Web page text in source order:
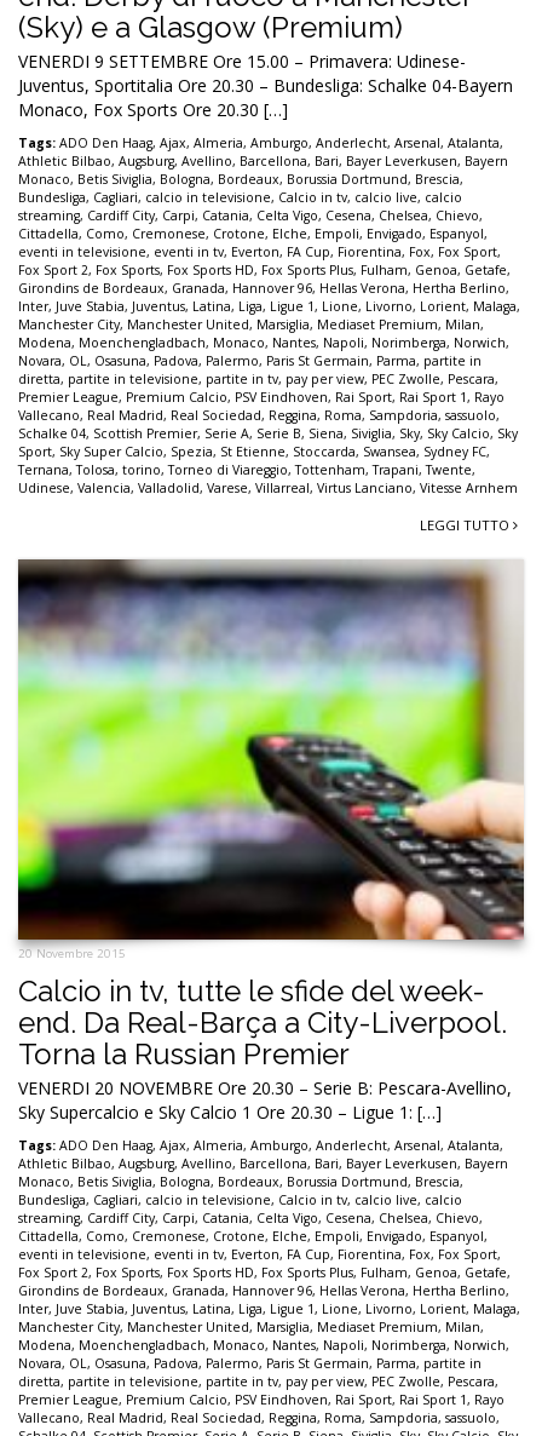
(Sky) e a Glasgow (Premium)
VENERDI 9 SETTEMBRE Ore 15.00 – Primavera: Udinese-
Juventus, Sportitalia Ore 20.30 – Bundesliga: Schalke 04-Bayern
Monaco, Fox Sports Ore 20.30 […]
Tags: ADO Den Haag, Ajax, Almeria, Amburgo, Anderlecht, Arsenal, Atalanta,
Athletic Bilbao, Augsburg, Avellino, Barcellona, Bari, Bayer Leverkusen, Bayern
Monaco, Betis Siviglia, Bologna, Bordeaux, Borussia Dortmund, Brescia,
Bundesliga, Cagliari, calcio in televisione, Calcio in tv, calcio live, calcio
streaming, Cardiff City, Carpi, Catania, Celta Vigo, Cesena, Chelsea, Chievo,
Cittadella, Como, Cremonese, Crotone, Elche, Empoli, Envigado, Espanyol,
eventi in televisione, eventi in tv, Everton, FA Cup, Fiorentina, Fox, Fox Sport,
Fox Sport 2, Fox Sports, Fox Sports HD, Fox Sports Plus, Fulham, Genoa, Getafe,
Girondins de Bordeaux, Granada, Hannover 96, Hellas Verona, Hertha Berlino,
Inter, Juve Stabia, Juventus, Latina, Liga, Ligue 1, Lione, Livorno, Lorient, Malaga,
Manchester City, Manchester United, Marsiglia, Mediaset Premium, Milan,
Modena, Moenchengladbach, Monaco, Nantes, Napoli, Norimberga, Norwich,
Novara, OL, Osasuna, Padova, Palermo, Paris St Germain, Parma, partite in
diretta, partite in televisione, partite in tv, pay per view, PEC Zwolle, Pescara,
Premier League, Premium Calcio, PSV Eindhoven, Rai Sport, Rai Sport 1, Rayo
Vallecano, Real Madrid, Real Sociedad, Reggina, Roma, Sampdoria, sassuolo,
Schalke 04, Scottish Premier, Serie A, Serie B, Siena, Siviglia, Sky, Sky Calcio, Sky
Sport, Sky Super Calcio, Spezia, St Etienne, Stoccarda, Swansea, Sydney FC,
Ternana,Tolosa, torino,Torneo di Viareggio,Tottenham,Trapani,Twente,
Udinese, Valencia, Valladolid, Varese, Villarreal, Virtus Lanciano, Vitesse Arnhem
LEGGI TUTTO
20 Novembre 2015
Calcio in tv, tutte le sfide del week-
end. Da Real-Barça a City-Liverpool.
Torna la Russian Premier
VENERDI 20 NOVEMBRE Ore 20.30 – Serie B: Pescara-Avellino,
Sky Supercalcio e Sky Calcio 1 Ore 20.30 – Ligue 1: […]
Tags: ADO Den Haag, Ajax, Almeria, Amburgo, Anderlecht, Arsenal, Atalanta,
Athletic Bilbao, Augsburg, Avellino, Barcellona, Bari, Bayer Leverkusen, Bayern
Monaco, Betis Siviglia, Bologna, Bordeaux, Borussia Dortmund, Brescia,
Bundesliga, Cagliari, calcio in televisione, Calcio in tv, calcio live, calcio
streaming, Cardiff City, Carpi, Catania, Celta Vigo, Cesena, Chelsea, Chievo,
Cittadella, Como, Cremonese, Crotone, Elche, Empoli, Envigado, Espanyol,
eventi in televisione, eventi in tv, Everton, FA Cup, Fiorentina, Fox, Fox Sport,
Fox Sport 2, Fox Sports, Fox Sports HD, Fox Sports Plus, Fulham, Genoa, Getafe,
Girondins de Bordeaux, Granada, Hannover 96, Hellas Verona, Hertha Berlino,
Inter, Juve Stabia, Juventus, Latina, Liga, Ligue 1, Lione, Livorno, Lorient, Malaga,
Manchester City, Manchester United, Marsiglia, Mediaset Premium, Milan,
Modena, Moenchengladbach, Monaco, Nantes, Napoli, Norimberga, Norwich,
Novara, OL , Osasuna, Padova, Palermo, Paris St Germain, Parma, partite in
diretta, partite in televisione, partite in tv, pay per view, PEC Zwolle, Pescara,
Premier League, Premium Calcio, PSV Eindhoven, Rai Sport, Rai Sport 1, Rayo
Vallecano, Real Madrid, Real Sociedad, Reggina, Roma, Sampdoria, sassuolo,